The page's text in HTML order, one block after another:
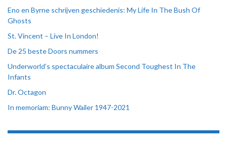
Eno en Byrne schrijven geschiedenis: My Life In The Bush Of
Ghosts
St. Vincent – Live In London!
De 25 beste Doors nummers
Underworld’s spectaculaire album Second Toughest In The
Infants
Dr. Octagon
In memoriam: Bunny Wailer 1947-2021